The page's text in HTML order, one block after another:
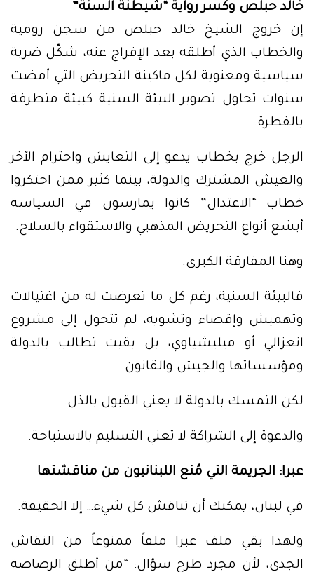
خالد حبلص وكسر رواية “شيطنة السنة”
إن خروج الشيخ خالد حبلص من سجن رومية
والخطاب الذي أطلقه بعد الإفراج عنه، شكّل ضربة
سياسية ومعنوية لكل ماكينة التحريض التي أمضت
سنوات تحاول تصوير البيئة السنية كبيئة متطرفة
بالفطرة.
الرجل خرج بخطاب يدعو إلى التعايش واحترام الآخر
والعيش المشترك والدولة، بينما كثير ممن احتكروا
خطاب “الاعتدال” كانوا يمارسون في السياسة
أبشع أنواع التحريض المذهبي والاستقواء بالسلاح.
وهنا المفارقة الكبرى.
فالبيئة السنية، رغم كل ما تعرضت له من اغتيالات
وتهميش وإقصاء وتشويه، لم تتحول إلى مشروع
انعزالي أو ميليشياوي، بل بقيت تطالب بالدولة
ومؤسساتها والجيش والقانون.
لكن التمسك بالدولة لا يعني القبول بالذل.
والدعوة إلى الشراكة لا تعني التسليم بالاستباحة.
عبرا: الجريمة التي مُنع اللبنانيون من مناقشتها
في لبنان، يمكنك أن تناقش كل شيء… إلا الحقيقة.
ولهذا بقي ملف عبرا ملفاً ممنوعاً من النقاش
الجدي، لأن مجرد طرح سؤال: “من أطلق الرصاصة